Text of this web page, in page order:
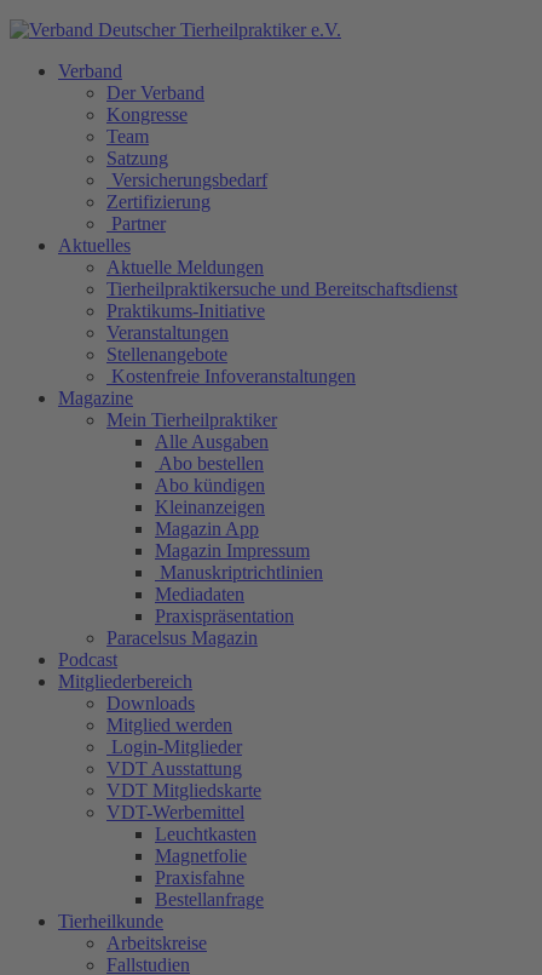
Verband
Der Verband
Kongresse
Team
Satzung
Versicherungsbedarf
Zertifizierung
Partner
Aktuelles
Aktuelle Meldungen
Tierheilpraktikersuche und Bereitschaftsdienst
Praktikums-Initiative
Veranstaltungen
Stellenangebote
Kostenfreie Infoveranstaltungen
Magazine
Mein Tierheilpraktiker
Alle Ausgaben
Abo bestellen
Abo kündigen
Kleinanzeigen
Magazin App
Magazin Impressum
Manuskriptrichtlinien
Mediadaten
Praxispräsentation
Paracelsus Magazin
Podcast
Mitgliederbereich
Downloads
Mitglied werden
Login-Mitglieder
VDT Ausstattung
VDT Mitgliedskarte
VDT-Werbemittel
Leuchtkasten
Magnetfolie
Praxisfahne
Bestellanfrage
Tierheilkunde
Arbeitskreise
Fallstudien